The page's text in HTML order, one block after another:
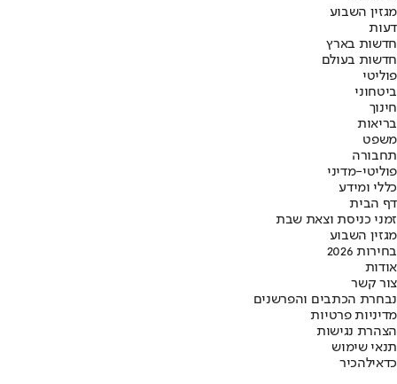
מגזין השבוע
דעות
חדשות בארץ
חדשות בעולם
פוליטי
ביטחוני
חינוך
בריאות
משפט
תחבורה
פוליטי-מדיני
כללי ומידע
דף הבית
זמני כניסת וצאת שבת
מגזין השבוע
בחירות 2026
אודות
צור קשר
נבחרת הכתבים והפרשנים
מדיניות פרטיות
הצהרת נגישות
תנאי שימוש
כדאילהכיר